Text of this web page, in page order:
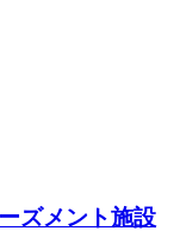
ズメント施設